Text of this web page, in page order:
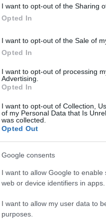
I want to opt-out of the Sharing
Opted In
I want to opt-out of the Sale of
Opted In
I want to opt-out of processing
Advertising.
Opted In
I want to opt-out of Collection,
of my Personal Data that Is
was collected.
Opted Out
Google consents
I want to allow Google to
web or device identifiers in apps.
I want to allow my user data to
purposes.
Μαρτίου
2310000000
none3@example.gr